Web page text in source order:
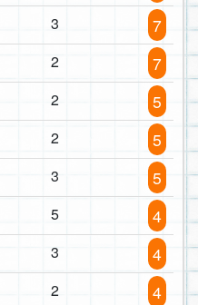
3 7
2 7
2 5
2 5
3 5
5 4
3 4
2 4